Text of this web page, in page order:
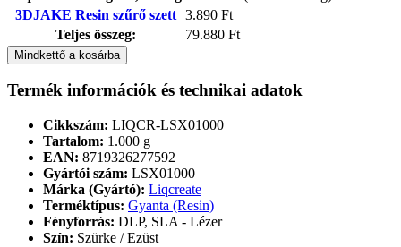
3DJAKE Resin szűrő szett 3.890 Ft
Teljes összeg:
79.880 Ft
Mindkettő a kosárba
Termék információk és technikai adatok
Cikkszám: LIQCR-LSX01000
Tartalom: 1.000 g
EAN: 8719326277592
Gyártói szám: LSX01000
Márka (Gyártó): Liqcreate
Terméktípus: Gyanta (Resin)
Fényforrás: DLP, SLA - Lézer
Szín: Szürke / Ezüst